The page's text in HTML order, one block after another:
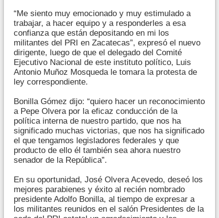
“Me siento muy emocionado y muy estimulado a
trabajar, a hacer equipo y a responderles a esa
confianza que están depositando en mi los
militantes del PRI en Zacatecas”, expresó el nuevo
dirigente, luego de que el delegado del Comité
Ejecutivo Nacional de este instituto político, Luis
Antonio Muñoz Mosqueda le tomara la protesta de
ley correspondiente.
Bonilla Gómez dijo: “quiero hacer un reconocimiento
a Pepe Olvera por la eficaz conducción de la
política interna de nuestro partido, que nos ha
significado muchas victorias, que nos ha significado
el que tengamos legisladores federales y que
producto de ello él también sea ahora nuestro
senador de la República”.
En su oportunidad, José Olvera Acevedo, deseó los
mejores parabienes y éxito al recién nombrado
presidente Adolfo Bonilla, al tiempo de expresar a
los militantes reunidos en el salón Presidentes de la